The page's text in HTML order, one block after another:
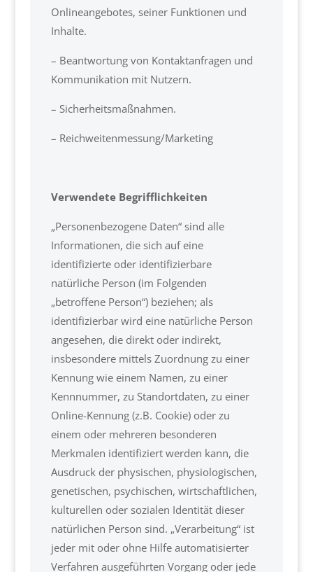
Onlineangebotes, seiner Funktionen und
Inhalte.
– Beantwortung von Kontaktanfragen und
Kommunikation mit Nutzern.
– Sicherheitsmaßnahmen.
– Reichweitenmessung/Marketing
Verwendete Begrifflichkeiten
„Personenbezogene Daten“ sind alle
Informationen, die sich auf eine
identifizierte oder identifizierbare
natürliche Person (im Folgenden
„betroffene Person“) beziehen; als
identifizierbar wird eine natürliche Person
angesehen, die direkt oder indirekt,
insbesondere mittels Zuordnung zu einer
Kennung wie einem Namen, zu einer
Kennnummer, zu Standortdaten, zu einer
Online-Kennung (z.B. Cookie) oder zu
einem oder mehreren besonderen
Merkmalen identifiziert werden kann, die
Ausdruck der physischen, physiologischen,
genetischen, psychischen, wirtschaftlichen,
kulturellen oder sozialen Identität dieser
natürlichen Person sind. „Verarbeitung“ ist
jeder mit oder ohne Hilfe automatisierter
Verfahren ausgeführten Vorgang oder jede